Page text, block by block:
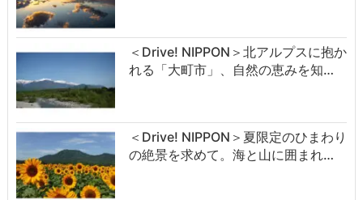
＜Drive! NIPPON＞北アルプスに抱か
れる「大町市」、自然の恵みを知…
＜Drive! NIPPON＞夏限定のひまわり
の絶景を求めて。海と山に囲まれ…